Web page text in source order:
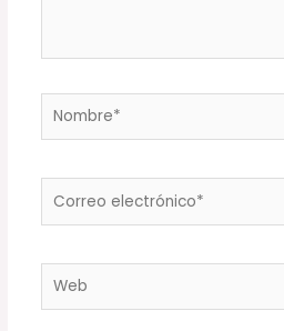
Nombre*
Correo
Web